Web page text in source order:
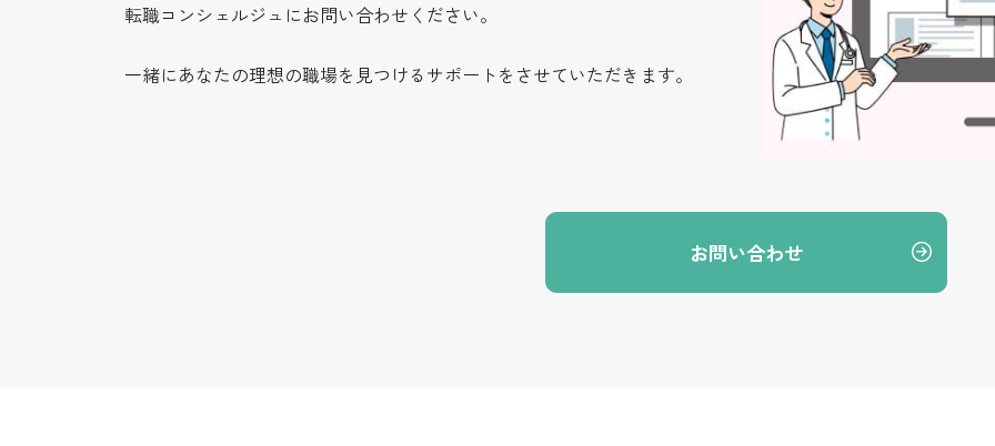
転職コンシェルジュにお問い合わせください。
一緒にあなたの理想の職場を見つけるサポートをさせていただきます。
お問い合わせ